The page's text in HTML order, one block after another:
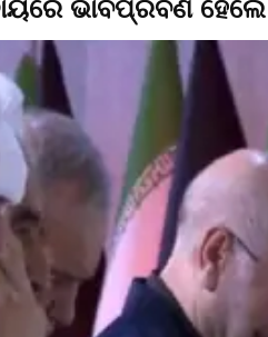
ଭାବପ୍ରବଣ